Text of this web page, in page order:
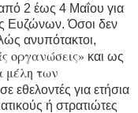
2 έως 4 Μαΐου για
Ευζώνων. Όσοι δεν
ανυπότακτοι,
οργανώσεις» και ως
μέλη των
εθελοντές για ετήσια
ή στρατιώτες